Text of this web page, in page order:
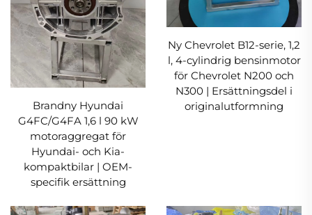
Brandny Hyundai
G4FC/G4FA 1,6 l 90 kW
motoraggregat för
Hyundai- och Kia-
kompaktbilar | OEM-
specifik ersättning
Ny Chevrolet B12-serie, 1,2
l, 4-cylindrig bensinmotor
för Chevrolet N200 och
N300 | Ersättningsdel i
originalutformning